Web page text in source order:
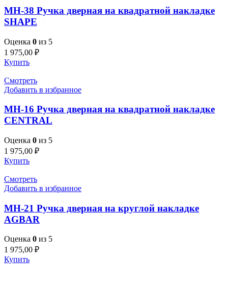
MH-38 Ручка дверная на квадратной накладке
SHAPE
Оценка 0 из 5
1 975,00 ₽
Купить
Смотреть
Добавить в избранное
MH-16 Ручка дверная на квадратной накладке
CENTRAL
Оценка 0 из 5
1 975,00 ₽
Купить
Смотреть
Добавить в избранное
MH-21 Ручка дверная на круглой накладке
AGBAR
Оценка 0 из 5
1 975,00 ₽
Купить